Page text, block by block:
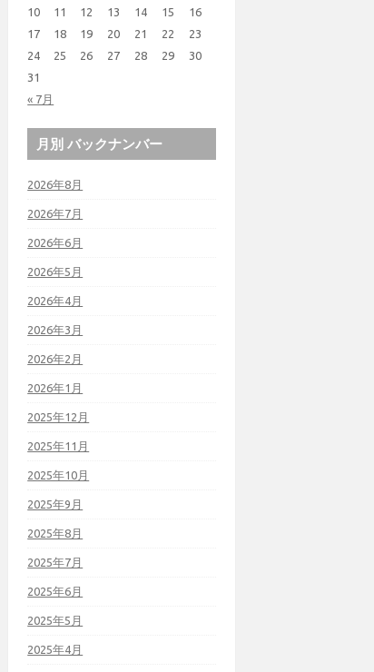
« 7月
10
11 12 13 14 15
16
17
18 19 20 21 22
23
24
25 26 27 28 29
30
31
月別 バックナンバー
2026年8月
2026年7月
2026年6月
2026年5月
2026年4月
2026年3月
2026年2月
2026年1月
2025年12月
2025年11月
2025年10月
2025年9月
2025年8月
2025年7月
2025年6月
2025年5月
2025年4月